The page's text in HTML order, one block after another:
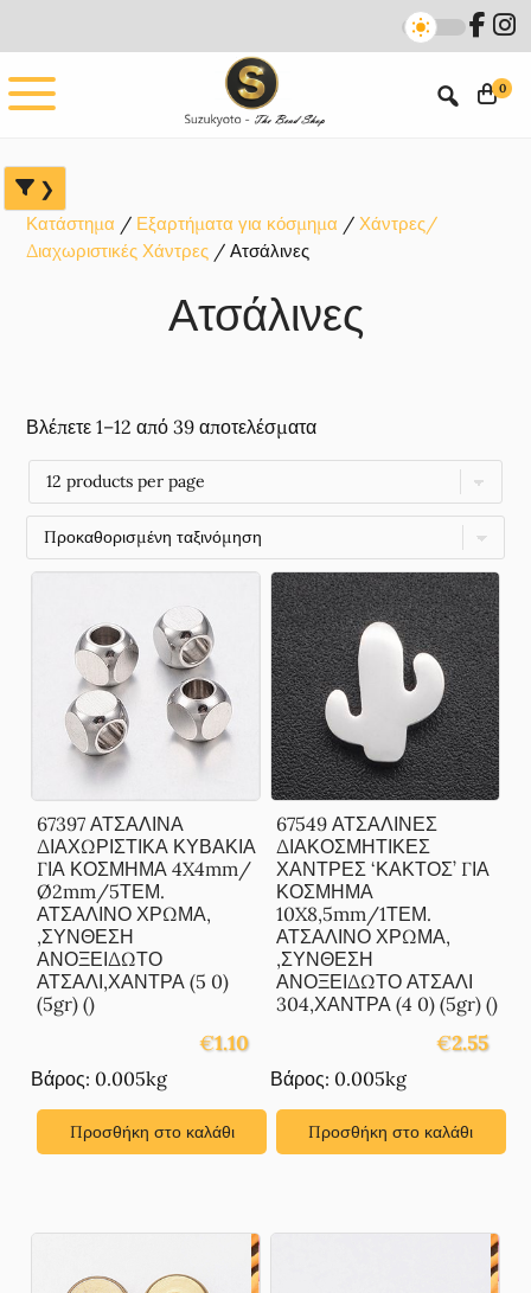
main
content
primary
sidebar
footer
0
Κατάστημα Εξαρτήματα για κόσμημα
Χάντρες/
Διαχωριστικές Χάντρες
Ατσάλινες
Ατσάλινες
Βλέπετε 1–12 από 39 αποτελέσματα
67397 ΑΤΣΑΛΙΝΑ
ΔΙΑΧΩΡΙΣΤΙΚΑ ΚΥΒΑΚΙΑ
ΓΙΑ ΚΟΣΜΗΜΑ 4X4mm/
Ø2mm/5ΤΕΜ.
ΑΤΣΑΛΙΝΟ ΧΡΩΜΑ,
,ΣΥΝΘΕΣΗ
ΑΝΟΞΕΙΔΩΤΟ
ΑΤΣΑΛΙ,ΧΑΝΤΡΑ (5 0)
(5gr) ()
€1.10
Βάρος: 0.005kg
Προσθήκη στο καλάθι
67549 ΑΤΣΑΛΙΝΕΣ
ΔΙΑΚΟΣΜΗΤΙΚΕΣ
ΧΑΝΤΡΕΣ ‘ΚΑΚΤΟΣ’ ΓΙΑ
ΚΟΣΜΗΜΑ
10X8,5mm/1ΤΕΜ.
ΑΤΣΑΛΙΝΟ ΧΡΩΜΑ,
,ΣΥΝΘΕΣΗ
ΑΝΟΞΕΙΔΩΤΟ ΑΤΣΑΛΙ
304,ΧΑΝΤΡΑ (4 0) (5gr) ()
€2.55
Βάρος: 0.005kg
Προσθήκη στο καλάθι